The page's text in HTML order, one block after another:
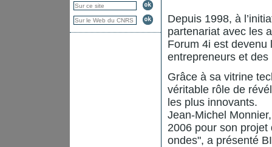
Depuis 1998, à
partenariat avec les
Forum 4i est devenu
entrepreneurs et des
Grâce à sa vitrine
véritable rôle de
les plus innovants.
Jean-Michel
2006 pour son
ondes", a présenté